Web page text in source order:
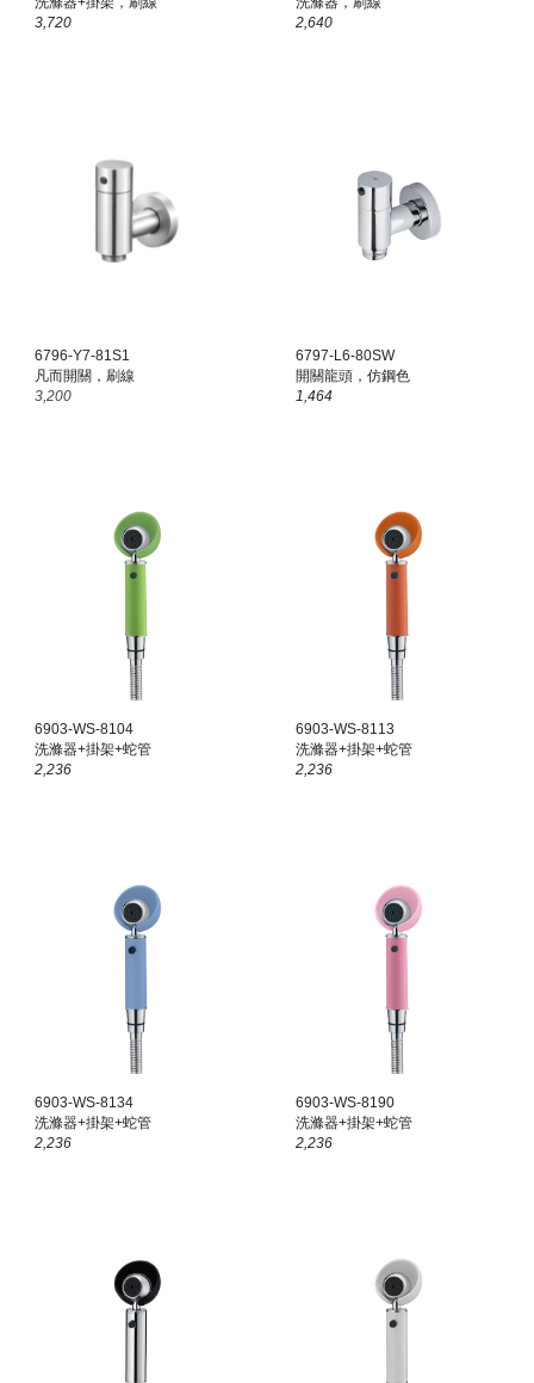
3,720
2,640
6796-Y7-81S1
凡而開關，刷線
3,200
6797-L6-80SW
開關龍頭，仿鋼色
1,464
6903-WS-8104
洗滌器+掛架+蛇管
2,236
6903-WS-8113
洗滌器+掛架+蛇管
2,236
6903-WS-8134
洗滌器+掛架+蛇管
2,236
6903-WS-8190
洗滌器+掛架+蛇管
2,236